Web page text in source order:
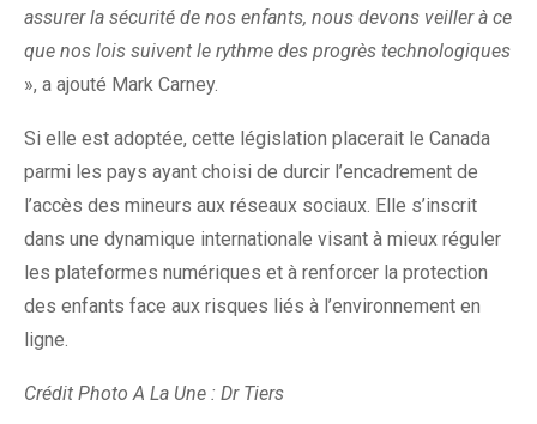
assurer la sécurité de nos enfants, nous devons veiller à ce
que nos lois suivent le rythme des progrès technologiques
», a ajouté Mark Carney.
Si elle est adoptée, cette législation placerait le Canada
parmi les pays ayant choisi de durcir l’encadrement de
l’accès des mineurs aux réseaux sociaux. Elle s’inscrit
dans une dynamique internationale visant à mieux réguler
les plateformes numériques et à renforcer la protection
des enfants face aux risques liés à l’environnement en
ligne.
Crédit Photo A La Une : Dr Tiers